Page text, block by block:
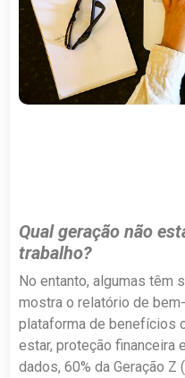
Qual geração não
trabalho?
No entanto, algumas têm
mostra o relatório de
plataforma de benefícios
estar, proteção financeira
dados, 60% da Geração